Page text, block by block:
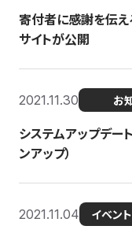
寄付者に感謝を伝え
サイトが公開
2021.11.30 お
システムアップデー
ンアップ）
2021.11.04 イベン